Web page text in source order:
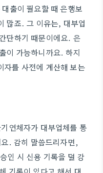
출이 필요할 때 은행보
많죠. 그 이유는, 대부업
단하기 때문이에요. 은
이 가능하니까요. 하지
자를 사전에 계산해 보는
연체자가 대부업체를 통
. 감히 말씀드리자면,
인 시 신용 기록을 덜 강